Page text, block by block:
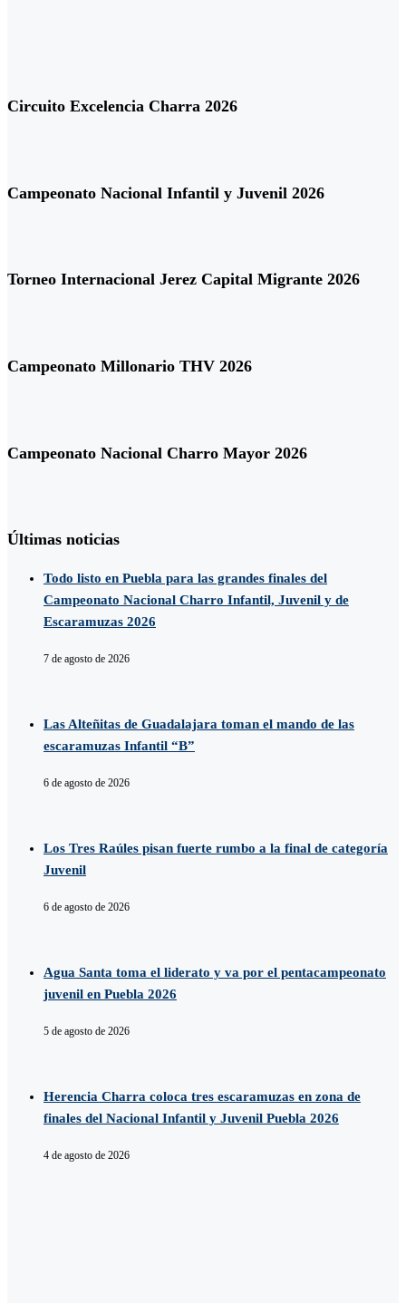
Circuito Excelencia Charra 2026
Campeonato Nacional Infantil y Juvenil 2026
Torneo Internacional Jerez Capital Migrante 2026
Campeonato Millonario THV 2026
Campeonato Nacional Charro Mayor 2026
Últimas noticias
Todo listo en Puebla para las grandes finales del
Campeonato Nacional Charro Infantil, Juvenil y de
Escaramuzas 2026
7 de agosto de 2026
Las Alteñitas de Guadalajara toman el mando de las
escaramuzas Infantil “B”
6 de agosto de 2026
Los Tres Raúles pisan fuerte rumbo a la final de categoría
Juvenil
6 de agosto de 2026
Agua Santa toma el liderato y va por el pentacampeonato
juvenil en Puebla 2026
5 de agosto de 2026
Herencia Charra coloca tres escaramuzas en zona de
finales del Nacional Infantil y Juvenil Puebla 2026
4 de agosto de 2026